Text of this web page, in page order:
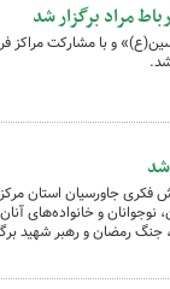
مراد برگزار شد
و با مشارکت مراکز
جاورسیان استان
و خانواده‌های